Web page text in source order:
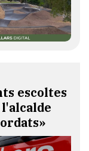
escoltes